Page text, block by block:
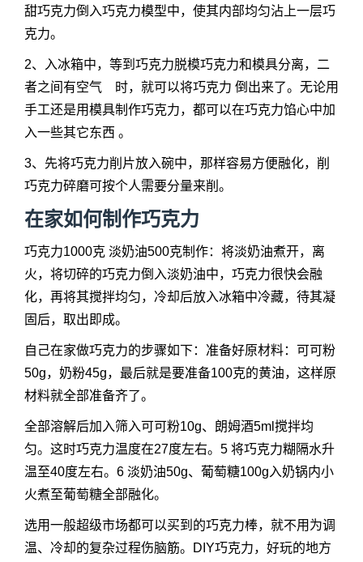
甜巧克力倒入巧克力模型中，使其内部均匀沾上一层巧
克力。
2、入冰箱中，等到巧克力脱模巧克力和模具分离，二
者之间有空气 时，就可以将巧克力 倒出来了。无论用
手工还是用模具制作巧克力，都可以在巧克力馅心中加
入一些其它东西 。
3、先将巧克力削片放入碗中，那样容易方便融化，削
巧克力碎磨可按个人需要分量来削。
在家如何制作巧克力
巧克力1000克 淡奶油500克制作：将淡奶油煮开，离
火，将切碎的巧克力倒入淡奶油中，巧克力很快会融
化，再将其搅拌均匀，冷却后放入冰箱中冷藏，待其凝
固后，取出即成。
自己在家做巧克力的步骤如下：准备好原材料：可可粉
50g，奶粉45g，最后就是要准备100克的黄油，这样原
材料就全部准备齐了。
全部溶解后加入筛入可可粉10g、朗姆酒5ml搅拌均
匀。这时巧克力温度在27度左右。5 将巧克力糊隔水升
温至40度左右。6 淡奶油50g、葡萄糖100g入奶锅内小
火煮至葡萄糖全部融化。
选用一般超级市场都可以买到的巧克力棒，就不用为调
温、冷却的复杂过程伤脑筋。DIY巧克力，好玩的地方